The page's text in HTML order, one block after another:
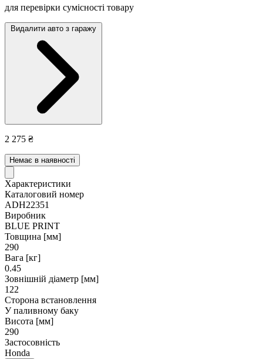
для перевірки сумісності товару
Видалити авто з гаражу
2 275 ₴
Немає в наявності
Характеристики
Каталоговий номер
ADH22351
Виробник
BLUE PRINT
Товщина [мм]
290
Вага [кг]
0.45
Зовнішній діаметр [мм]
122
Сторона встановлення
У паливному баку
Висота [мм]
290
Застосовність
Honda